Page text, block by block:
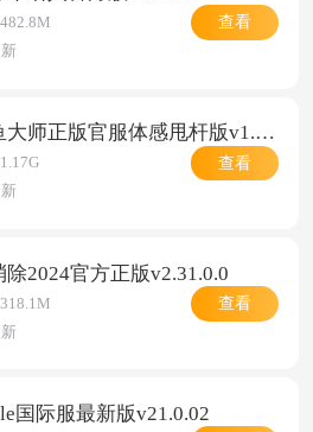
查看
欢乐钓鱼大师正版官服体感甩杆版v1.0.0.206127 安卓版
查看
除2024官方正版v2.31.0.0
查看
国际服最新版v21.0.02